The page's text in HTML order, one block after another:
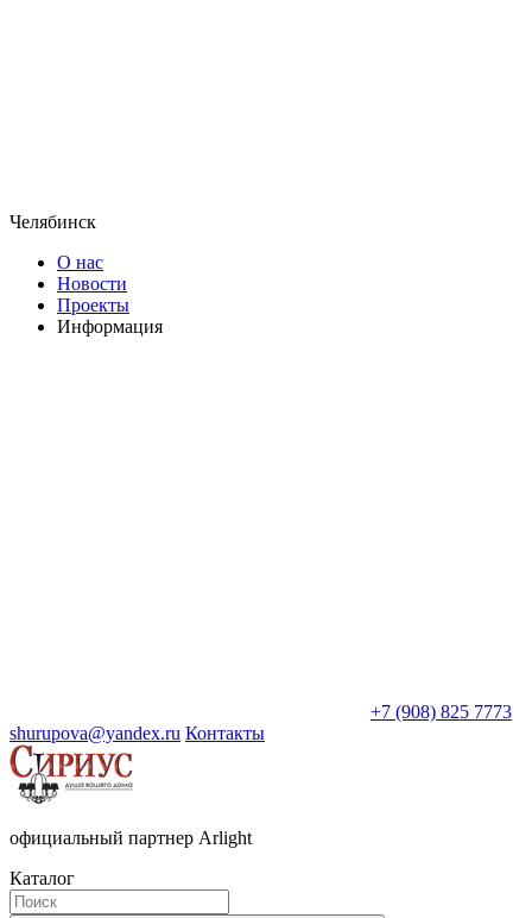
Челябинск
О нас
Новости
Проекты
Информация
+7 (908) 825 7773
shurupova@yandex.ru Контакты
официальный партнер Arlight
Каталог